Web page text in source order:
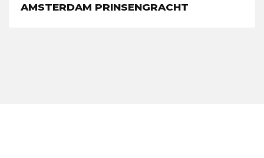
AMSTERDAM PRINSENGRACHT